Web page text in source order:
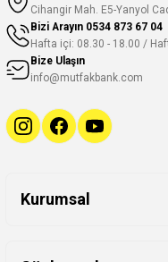
Cihangir Mah. E5-Yanyol
Bizi Arayın 0534 873 67 04
Hafta içi: 08.30 - 18.00 /
Bize Ulaşın
info@mutfakbank.com
Kurumsal